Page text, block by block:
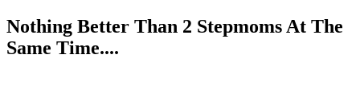
Nothing Better Than 2 Stepmoms At The
Same Time....